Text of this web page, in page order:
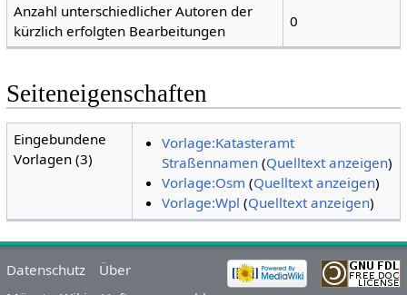
Anzahl unterschiedlicher Autoren der
kürzlich erfolgten Bearbeitungen
0
Seiteneigenschaften
Eingebundene
Vorlagen (3)
Vorlage:Katasteramt
Straßennamen(Quelltext anzeigen)
Vorlage:Osm (Quelltext anzeigen)
Vorlage:Wpl (Quelltext anzeigen)
Datenschutz
Über